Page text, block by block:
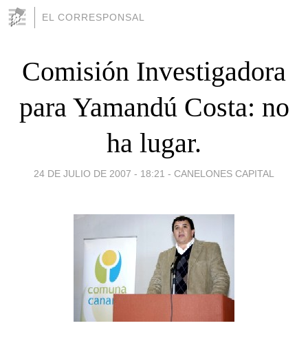
EL CORRESPONSAL
Comisión Investigadora
para Yamandú Costa: no
ha lugar.
24 DE JULIO DE 2007 - 18:21 - CANELONES CAPITAL